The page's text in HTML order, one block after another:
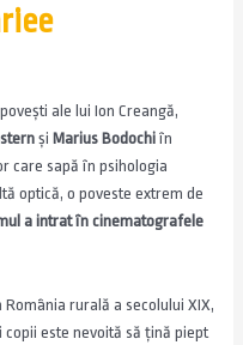
ale lui Ion Creangă,
și Marius Bodochi în
care sapă în psihologia
optică, o poveste extrem de
a intrat în cinematografele
rurală a secolului XIX,
este nevoită să țină piept